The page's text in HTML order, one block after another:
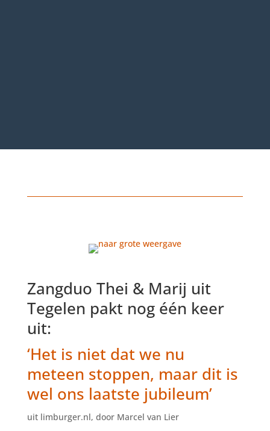
Zangduo Thei & Marij uit
Tegelen pakt nog één keer
uit:
‘Het is niet dat we nu
meteen stoppen, maar dit is
wel ons laatste jubileum’
uit limburger.nl, door Marcel van Lier